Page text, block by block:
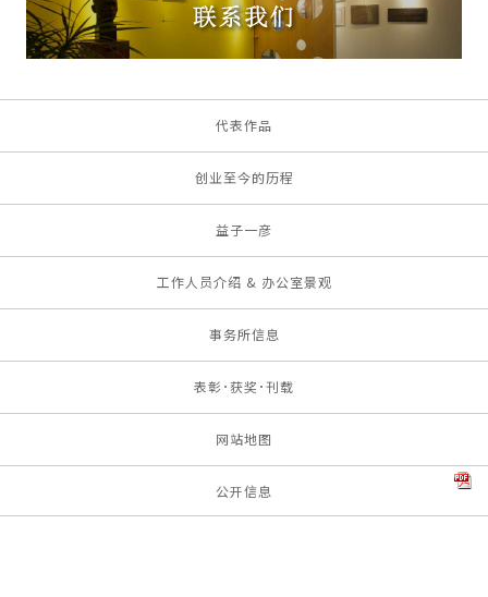
代表作品
创业至今的历程
益子一彦
工作人员介绍 & 办公室景观
事务所信息
表彰･获奖･刊载
网站地图
公开信息